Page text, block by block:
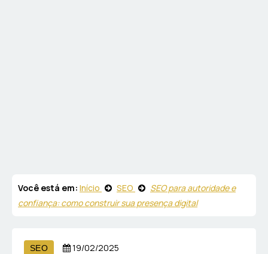
Você está em: Início SEO
SEO para autoridade e
confiança: como construir sua presença digital
SEO 19/02/2025